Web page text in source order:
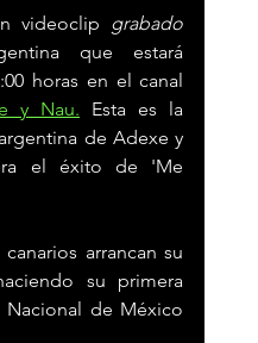
videoclip
que estará
horas en el canal
y Nau. Esta es la
de Adexe y
el éxito de 'Me
arrancan su
su primera
de México